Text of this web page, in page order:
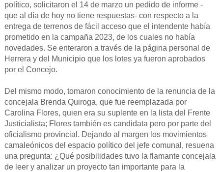
político, solicitaron el 14 de marzo un pedido de informe -
que al día de hoy no tiene respuestas- con respecto a la
entrega de terrenos de fácil acceso que el intendente había
prometido en la campaña 2023, de los cuales no había
novedades. Se enteraron a través de la página personal de
Herrera y del Municipio que los lotes ya fueron aprobados
por el Concejo.
Del mismo modo, tomaron conocimiento de la renuncia de la
concejala Brenda Quiroga, que fue reemplazada por
Carolina Flores, quien era su suplente en la lista del Frente
Justicialista; Flores también es candidata pero por parte del
oficialismo provincial. Dejando al margen los movimientos
camaleónicos del espacio político del jefe comunal, resuena
una pregunta: ¿Qué posibilidades tuvo la flamante concejala
de leer y analizar un proyecto tan importante para la